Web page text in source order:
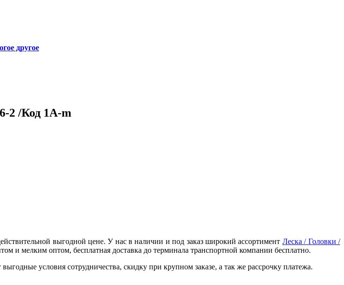
другое
2 /Код 1A-m
выгодной цене. У нас в наличии и под заказ широкий ассортимент Леска / Головки /
и мелким оптом, бесплатная доставка до терминала транспортной компании бесплатно.
условия сотрудничества, скидку при крупном заказе, а так же рассрочку платежа.